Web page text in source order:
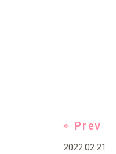
Prev
2022.02.21